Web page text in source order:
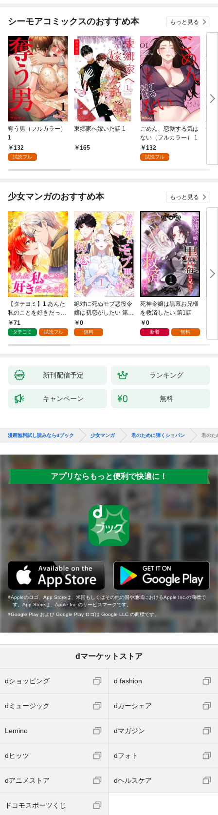
シーモアコミックスのおすすめ本 もっと見る
奪う男（フルカラー）
1
132
試読フル
東郷家へ嫁いだ話 1
165
ごめん、恋愛する気は
ない（フルカラー） 1
132
試読フル
十
少女マンガのおすすめ本 もっと見る
【タテヨミ】1.あんた
私のことを好きだった
の？
71
タテヨミ 試読フル
絶対に死ぬモブ悪役令
嬢は初恋がしたい 第1
話0
無料
死神令嬢は黒幕お兄様
を救済したい 第1話
0
新着 無料
な
新刊配信予定 ランキング
キャンペーン 無料
漫画無料試し読みならdブック 少女マンガ 君のために弾くショパン 君のた
アプリならもっと便利で快適に！
Appleのロゴ、App Storeは、米国もしくはその他の国や地域におけるApple Inc.の商標で
す。App Storeは、Apple Inc.のサービスマークです。
Google Play および Google Play ロゴは Google LLC の商標です。
dマーケットストア
dショッピング d fashion
dミュージック dカーシェア
Lemino dマガジン
dヒッツ dフォト
dアニメストア dヘルスケア
ドコモスポーツくじ